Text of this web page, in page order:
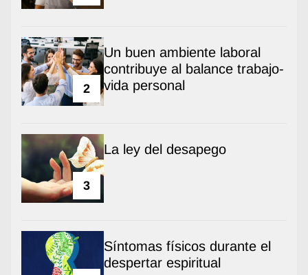
2
Un buen ambiente laboral
contribuye al balance trabajo-
vida personal
3
La ley del desapego
Síntomas físicos durante el
despertar espiritual